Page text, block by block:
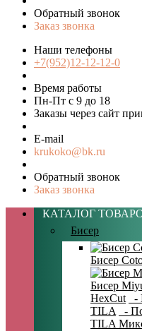
Обратный звонок
Заказ звонка
Наши телефоны
+7(952)12-12-12-0
Время работы
Пн-Пт с 9 до 18
Заказы через сайт
E-mail
krukoko@bk.ru
Обратный звонок
Заказ звонка
КАТАЛОГ
Бисер
Бисер
Бисер
HexCut
-
TILA
-
TILA